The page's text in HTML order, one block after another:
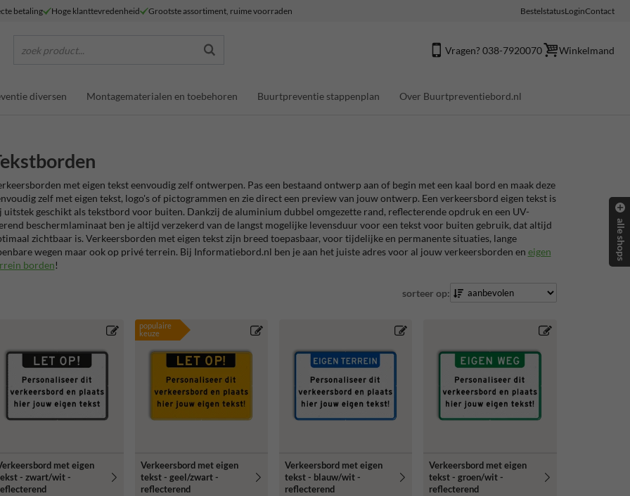
betaling Hoge klanttevredenheid Grootste assortiment, ruime voorraden BestelstatusLoginContact
zoek product... Vragen? 038-7920070 Winkelmand
diversen Montagematerialen en toebehoren Buurtpreventie stappenplan Over Buurtpreventiebord.nl
met eigen tekst eenvoudig zelf ontwerpen. Pas een bestaand ontwerp aan of begin met een kaal bord en maak deze
zelf met eigen tekst, logo's of pictogrammen en zie direct een preview van jouw ontwerp. Een verkeersbord eigen tekst is
uitstek geschikt als tekstbord voor buiten. Dankzij de aluminium dubbel omgezette rand, reflecterende opdruk en een UV-
beschermlaminaat ben je altijd verzekerd van de langst mogelijke levensduur voor een tekst voor buiten gebruik, dat altijd
zichtbaar is. Verkeersborden met eigen tekst zijn breed toepasbaar, voor tijdelijke en permanente situaties, lange
wegen maar ook op privé terrein. Bij Informatiebord.nl ben je aan het juiste adres voor al jouw verkeersborden en eigen
borden!
sorteer op:
met eigen
- zwart/wit -
populaire
keuze
Verkeersbord met eigen
tekst - geel/zwart -
reflecterend
Verkeersbord met eigen
tekst - blauw/wit -
reflecterend
Verkeersbord met eigen
tekst - groen/wit -
reflecterend
alle shops